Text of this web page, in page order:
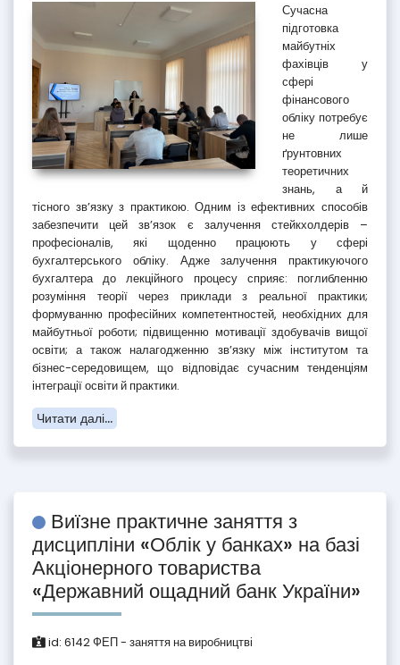
Сучасна
підготовка
майбутніх
фахівців у
сфері
фінансового
обліку потребує
не лише
ґрунтовних
теоретичних
знань, а й
тісного зв’язку з практикою. Одним із ефективних способів
забезпечити цей зв’язок є залучення стейкхолдерів –
професіоналів, які щоденно працюють у сфері
бухгалтерського обліку. Адже залучення практикуючого
бухгалтера до лекційного процесу сприяє: поглибленню
розуміння теорії через приклади з реальної практики;
формуванню професійних компетентностей, необхідних для
майбутньої роботи; підвищенню мотивації здобувачів вищої
освіти; а також налагодженню зв’язку між інститутом та
бізнес-середовищем, що відповідає сучасним тенденціям
інтеграції освіти й практики.
Читати далі...
Виїзне практичне заняття з
дисципліни «Облік у банках» на базі
Акціонерного товариства
«Державний ощадний банк України»
id: 6142ФЕП - заняття на виробництві